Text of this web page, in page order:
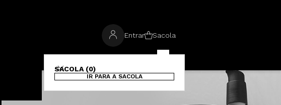
Entrar Sacola
SACOLA (0)
IR PARA A SACOLA